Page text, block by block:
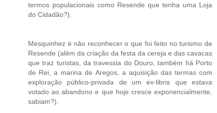
termos populacionais como Resende que tenha uma Loja
do Cidadão?).
Mesquinhez é não reconhecer o que foi feito no turismo de
Resende (além da criação da festa da cereja e das cavacas
que traz turistas, da travessia do Douro, também há Porto
de Rei, a marina de Aregos, a aquisição das termas com
exploração público-privada de um ex-libris que estava
votado ao abandono e que hoje cresce exponencialmente,
sabiam?).